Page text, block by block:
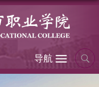
导航